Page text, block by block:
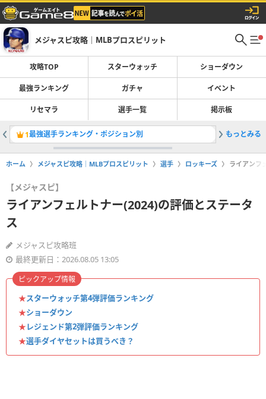
メジャスピ攻略｜MLBプロスピリット
攻略TOP スターウォッチ ショーダウン
最強ランキング ガチャ イベント
リセマラ 選手一覧 掲示板
1最強選手ランキング・ポジション別 2OTWお
もっとみる
ホーム メジャスピ攻略｜MLBプロスピリット 選手 ロッキーズ ライアンフ
【メジャスピ】
ライアンフェルトナー(2024)の評価とステータ
ス
メジャスピ攻略班
最終更新日：2026.08.05 13:05
★スターウォッチ第4弾評価ランキング
★ショーダウン
★レジェンド第2弾評価ランキング
★選手ダイヤセットは買うべき？
ピックアップ情報